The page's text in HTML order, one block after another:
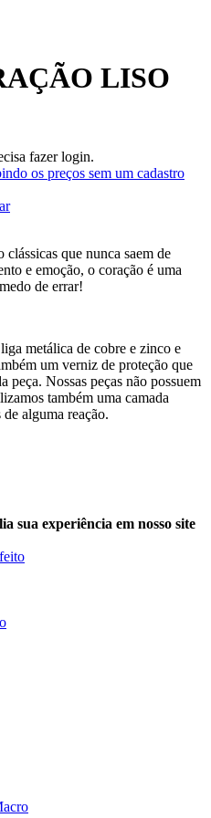
LISO
fazer login.
os preços sem um cadastro
clássicas que nunca saem de
e emoção, o coração é uma
de errar!
metálica de cobre e zinco e
um verniz de proteção que
peça. Nossas peças não possuem
também uma camada
alguma reação.
sua experiência em nosso site